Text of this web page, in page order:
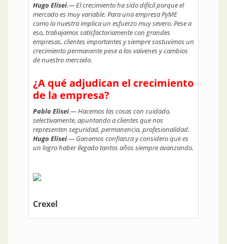
Hugo Elisei.— El crecimiento ha sido difícil porque el
mercado es muy variable. Para una empresa PyME
como la nuestra implica un esfuerzo muy severo. Pese a
eso, trabajamos satisfactoriamente con grandes
empresas, clientes importantes y siempre sostuvimos un
crecimiento permanente pese a los vaivenes y cambios
de nuestro mercado.
¿A qué adjudican el crecimiento
de la empresa?
Pablo Elisei.— Hacemos las cosas con cuidado,
selectivamente, apuntando a clientes que nos
representen seguridad, permanencia, profesionalidad.
Hugo Elisei.— Ganamos confianza y considero que es
un logro haber llegado tantos años siempre avanzando.
Crexel